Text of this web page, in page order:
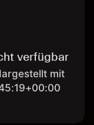
verfügbar
mit